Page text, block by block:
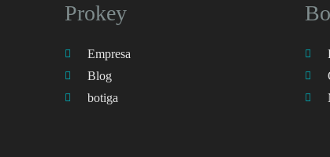
Prokey
Empresa
Blog
botiga